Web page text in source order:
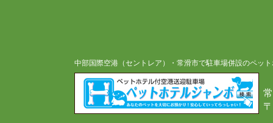
中部国際空港（セントレア）・常滑市で駐車場併設のペッ